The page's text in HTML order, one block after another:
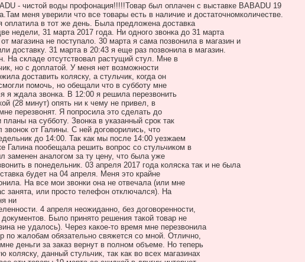
- чистой воды профонация!!!!!Товар был оплачен с выставке BABADU 19
меня уверили что все товары есть в наличие и достаточномколичестве.
оплатила в тот же день. Была предложена доставка
недели, 31 марта 2017 года. Ни одного звонка до 31 марта
магазина не поступало. 30 марта я сама позвонила в магазин и
доставку. 31 марта в 20:43 я еще раз позвонила в магазин.
На складе отсутствовал растущий стул. Мне в
но с доплатой. У меня нет возможности
доставить коляску, а стульчик, когда он
помочь, но обещали что в субботу мне
я ждала звонка. В 12:00 я решила перезвонить
(28 минут) опять ни к чему не привел, в
перезвонят. Я попросила это сделать до
на субботу. Звонка в указанный срок так
от Галины. С ней договорились, что
до 14:00. Так как мы после 14:00 уезжаем
Галина пообещала решить вопрос со стульчиком в
заменен аналогом за ту цену, что была уже
в понедельник. 03 апреля 2017 года коляска так и не была
будет на 04 апреля. Меня это крайне
На все мои звонки она не отвечала (или мне
занята, или просто телефон отключался). На
ни
4 апреля неожиданно, без договоренности,
документов. Было принято решения такой товар не
не удалось). Через какое-то время мне перезвонила
по жалобам обязательно свяжется со мной. Отлично,
деньги за заказ вернут в полном объеме. Но теперь
коляску, данный стульчик, так как во всех магазинах